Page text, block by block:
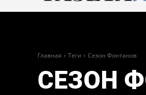
Главная Теги Сезон Фонтанов
СЕЗОН